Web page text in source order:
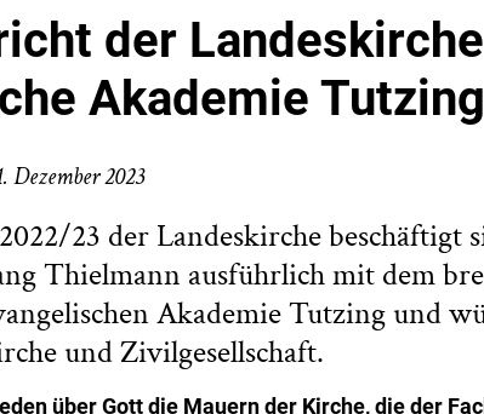
der
Akademie Tutzing
Dezember 2023
23 der Landeskirche beschäftigt
Thielmann ausführlich mit dem
Akademie Tutzing und
und Zivilgesellschaft.
über Gott die Mauern der Kirche, die der